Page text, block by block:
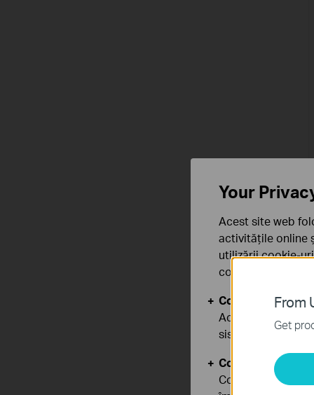
From
Get
Your
Acest site web
activitățile online
utilizării cookie-
confidențialitate
Cookie-uri de
Aceste cookie-uri
sistemele tale
Cookie-uri de
Cookie-urile de